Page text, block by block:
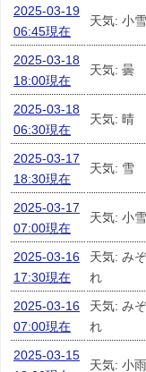
2025-03-19
06:45現在
天気: 小雪
2025-03-18
18:00現在
天気: 曇
2025-03-18
06:30現在
天気: 晴
2025-03-17
18:30現在
天気: 雪
2025-03-17
07:00現在
天気: 小雪
2025-03-16
17:30現在
天気: みぞ
れ
2025-03-16
07:00現在
天気: みぞ
れ
2025-03-15
天気: 小雨